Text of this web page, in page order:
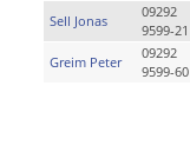
Sell Jonas
09292
9599-21
Greim Peter
09292
9599-60